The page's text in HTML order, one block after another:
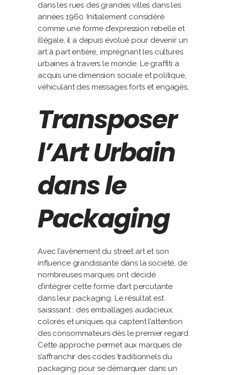
dans les rues des grandes villes dans les
années 1960. Initialement considéré
comme une forme d’expression rebelle et
illégale, il a depuis évolué pour devenir un
art à part entière, imprégnant les cultures
urbaines à travers le monde. Le graffiti a
acquis une dimension sociale et politique,
véhiculant des messages forts et engagés.
Transposer
l’Art Urbain
dans le
Packaging
Avec l’avènement du street art et son
influence grandissante dans la société, de
nombreuses marques ont décidé
d’intégrer cette forme d’art percutante
dans leur packaging. Le résultat est
saisissant : des emballages audacieux,
colorés et uniques qui captent l’attention
des consommateurs dès le premier regard.
Cette approche permet aux marques de
s’affranchir des codes traditionnels du
packaging pour se démarquer dans un